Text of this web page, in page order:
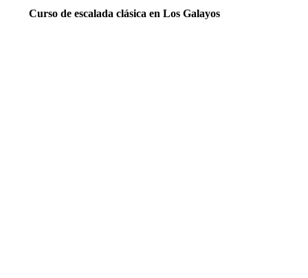
Curso de escalada clásica en Los Galayos